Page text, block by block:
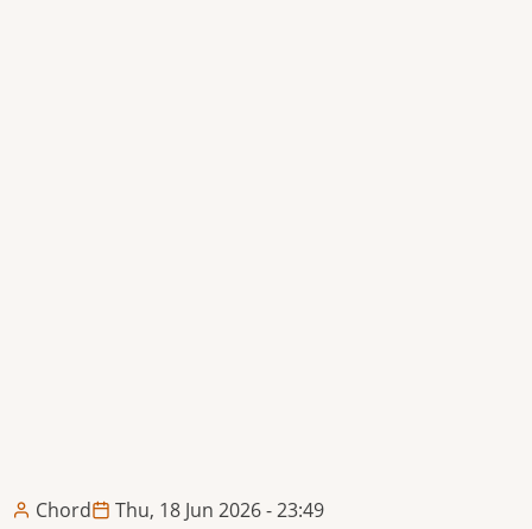
Chord Thu, 18 Jun 2026 - 23:49